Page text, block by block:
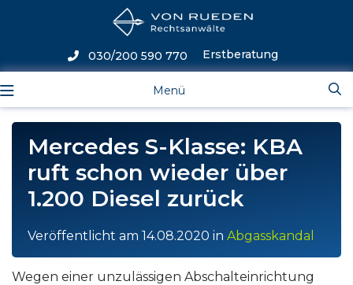
Menü
030/200 590 770 Erstberatung
Mercedes S-Klasse: KBA
ruft schon wieder über
1.200 Diesel zurück
Veröffentlicht am 14.08.2020 in Abgasskandal
Wegen einer unzulässigen Abschalteinrichtung